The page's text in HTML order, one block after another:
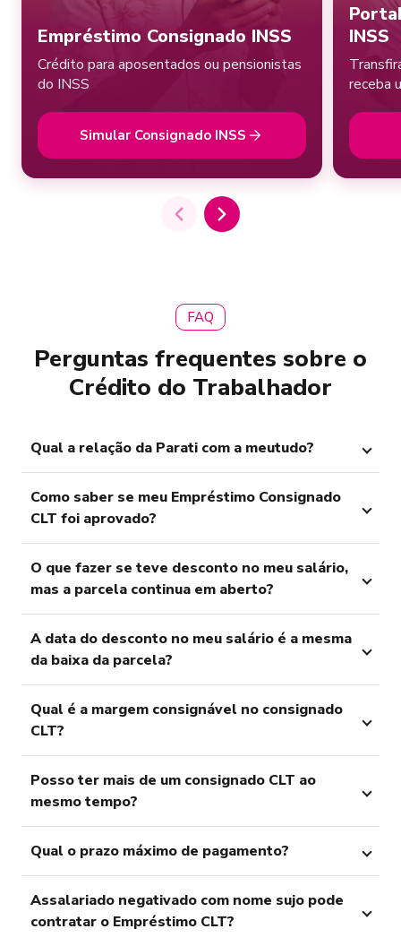
Empréstimo Consignado INSS
Crédito para aposentados ou pensionistas
do INSS
Simular Consignado INSS
INSS
receba
FAQ
Perguntas frequentes sobre o
Crédito do Trabalhador
Qual a relação da Parati com a meutudo?
Como saber se meu Empréstimo Consignado
CLT foi aprovado?
O que fazer se teve desconto no meu salário,
mas a parcela continua em aberto?
A data do desconto no meu salário é a mesma
da baixa da parcela?
Qual é a margem consignável no consignado
CLT?
Posso ter mais de um consignado CLT ao
mesmo tempo?
Qual o prazo máximo de pagamento?
Assalariado negativado com nome sujo pode
contratar o Empréstimo CLT?